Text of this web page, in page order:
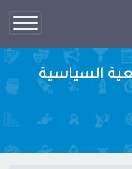
تبديل
الناف
السياسية